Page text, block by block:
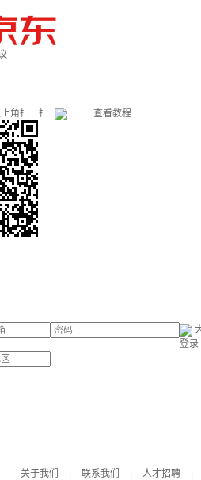
角扫一扫 查看教程
登录
关于我们
联系我们 人才招聘